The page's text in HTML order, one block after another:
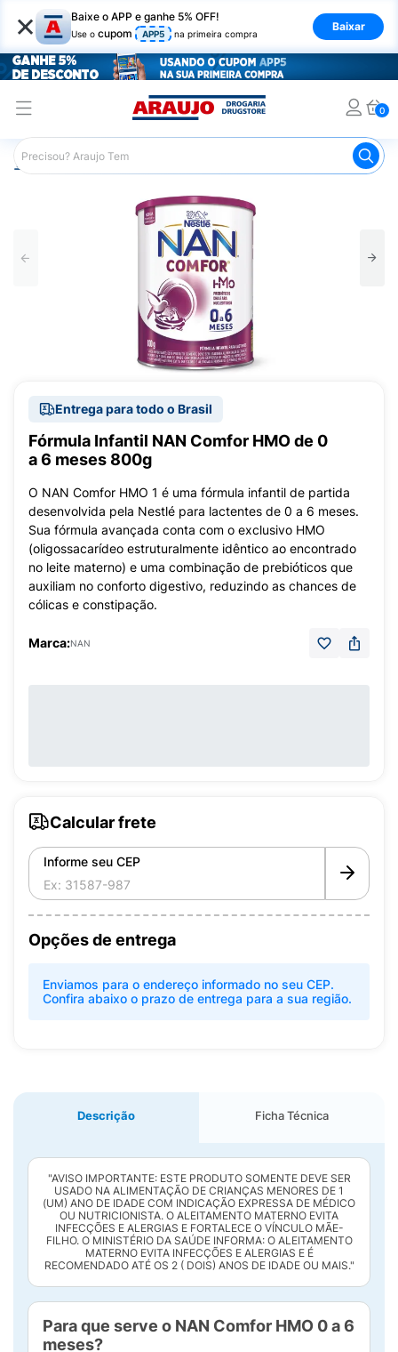
× Baixe o APP e ganhe 5% OFF!
Use o cupom APP5 na primeira compra
Baixar
0
Araujo Infantil Fórmula Infantil
Entrega para todo o Brasil
Fórmula Infantil NAN Comfor HMO de 0
a 6 meses 800g
O NAN Comfor HMO 1 é uma fórmula infantil de partida
desenvolvida pela Nestlé para lactentes de 0 a 6 meses.
Sua fórmula avançada conta com o exclusivo HMO
(oligossacarídeo estruturalmente idêntico ao encontrado
no leite materno) e uma combinação de prebióticos que
auxiliam no conforto digestivo, reduzindo as chances de
cólicas e constipação.
Marca:NAN
Calcular frete
Informe seu CEP
Opções de entrega
Enviamos para o endereço informado no seu CEP.
Confira abaixo o prazo de entrega para a sua região.
Descrição Ficha Técnica
"AVISO IMPORTANTE: ESTE PRODUTO SOMENTE DEVE SER
USADO NA ALIMENTAÇÃO DE CRIANÇAS MENORES DE 1
(UM) ANO DE IDADE COM INDICAÇÃO EXPRESSA DE MÉDICO
OU NUTRICIONISTA. O ALEITAMENTO MATERNO EVITA
INFECÇÕES E ALERGIAS E FORTALECE O VÍNCULO MÃE-
FILHO. O MINISTÉRIO DA SAÚDE INFORMA: O ALEITAMENTO
MATERNO EVITA INFECÇÕES E ALERGIAS E É
RECOMENDADO ATÉ OS 2 ( DOIS) ANOS DE IDADE OU MAIS."
Para que serve o NAN Comfor HMO 0 a 6
meses?